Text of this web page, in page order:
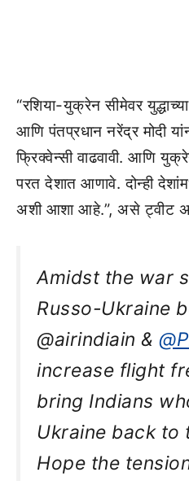
“रशिया-युक्रेन सीमेवर
आणि पंतप्रधान नरेंद्र मोदी
फ्रिक्वेन्सी वाढवावी. आणि
परत देशात आणावे. दोन्ही
अशी आशा आहे.”, असे ट्वीट
Amidst the war
Russo-Ukraine
@airindiain &
increase flight
bring Indians
Ukraine back to
Hope the